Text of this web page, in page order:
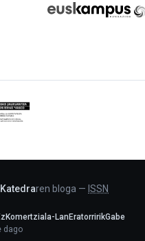
ren bloga — ISSN
LanEratorririkGabe
dago